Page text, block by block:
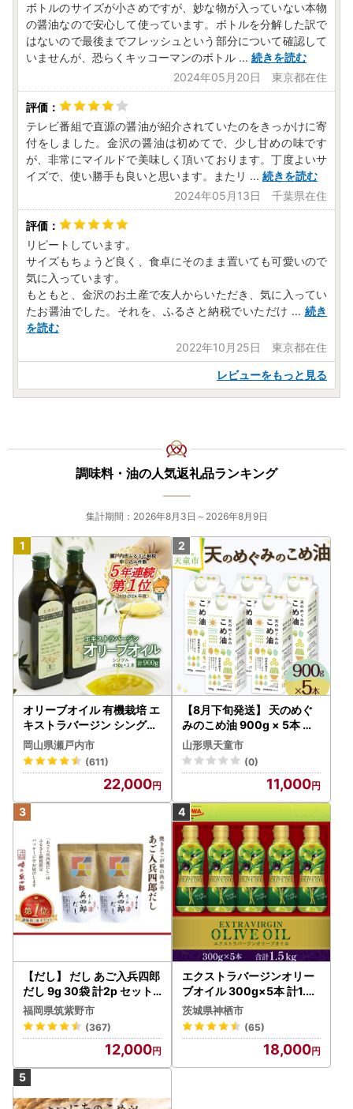
ボトルのサイズが小さめですが、妙な物が入っていない本物
の醤油なので安心して使っています。ボトルを分解した訳で
はないので最後までフレッシュという部分について確認して
いませんが、恐らくキッコーマンのボトル ... 続きを読む
2024年05月20日 東京都在住
テレビ番組で直源の醤油が紹介されていたのをきっかけに寄
付をしました。金沢の醤油は初めてで、少し甘めの味です
が、非常にマイルドで美味しく頂いております。丁度よいサ
イズで、使い勝手も良いと思います。またリ ... 続きを読む
2024年05月13日 千葉県在住
リピートしています。
サイズもちょうど良く、食卓にそのまま置いても可愛いので
気に入っています。
もともと、金沢のお土産で友人からいただき、気に入ってい
たお醤油でした。それを、ふるさと納税でいただけ ... 続き
を読む
2022年10月25日 東京都在住
レビューをもっと見る
調味料・油の人気返礼品ランキング
集計期間：2026年8月3日～2026年8月9日
オリーブオイル 有機栽培 エ
キストラバージン シングル
2本 オリーブオイル
岡山県瀬戸内市
(611)
22,000
【8月下旬発送】 天のめぐ
みのこめ油 900g × 5本 米
油
山形県天童市
(0)
11,000
【だし】 だし あご入兵四郎
だし 9g 30袋 計2p セット
21760217
福岡県筑紫野市
(367)
12,000
エクストラバージンオリー
ブオイル 300g×5本 計1.5k
g オリーブオイル 食用油
茨城県神栖市
(65)
18,000